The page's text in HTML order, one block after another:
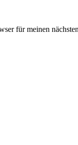
für meinen